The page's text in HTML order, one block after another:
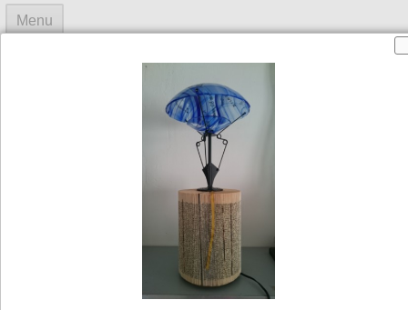
Menu
▼
Fusing